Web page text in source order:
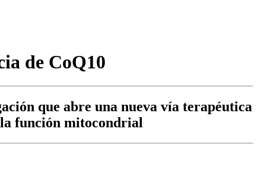
de CoQ10
que abre una nueva vía terapéutica
función mitocondrial